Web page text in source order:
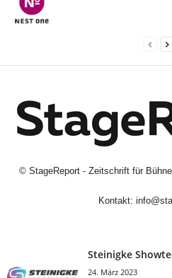
© StageReport - Zeitschrift für
Kontakt:
Steinigke
24. März 2023